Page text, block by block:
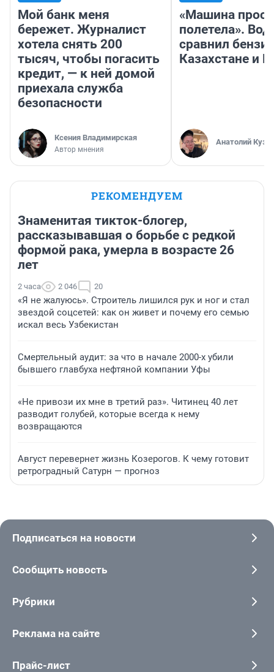
Мой банк меня
бережет. Журналист
хотела снять 200
тысяч, чтобы погасить
кредит, — к ней домой
приехала служба
безопасности
Ксения Владимирская
Автор мнения
«Машина
полетела».
сравнил
Казахстане и
Анатолий
РЕКОМЕНДУЕМ
Знаменитая тикток-блогер,
рассказывавшая о борьбе с редкой
формой рака, умерла в возрасте 26
лет
2 часа 2 046 20
«Я не жалуюсь». Строитель лишился рук и ног и стал
звездой соцсетей: как он живет и почему его семью
искал весь Узбекистан
Смертельный аудит: за что в начале 2000-х убили
бывшего главбуха нефтяной компании Уфы
«Не привози их мне в третий раз». Читинец 40 лет
разводит голубей, которые всегда к нему
возвращаются
Август перевернет жизнь Козерогов. К чему готовит
ретроградный Сатурн — прогноз
Подписаться на новости
Сообщить новость
Рубрики
Реклама на сайте
Прайс-лист